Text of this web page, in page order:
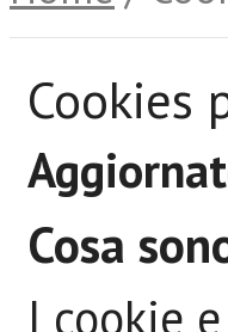
Cookies
Cosa
I cookie